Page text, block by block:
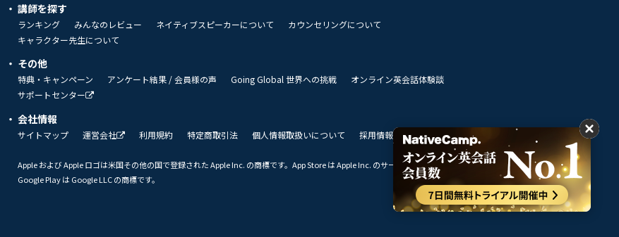
講師を探す
ランキング みんなのレビュー ネイティブスピーカーについて
カウンセリングについて
キャラクター先生について
その他
特典・キャンペーン アンケート結果 / 会員様の声 Going Global 世界への挑戦
オンライン英会話体験談
サポートセンター
会社情報
サイトマップ 運営会社 利用規約 特定商取引法 個人情報取扱いについて 採用情報 私達のビジョン
Apple および Apple ロゴは米国その他の国で登録された Apple Inc. の商標です。App Store は Apple Inc. のサービスマークです。
Google Play は Google LLC の商標です。